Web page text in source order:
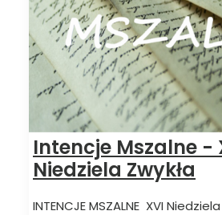
Intencje Mszalne -
Niedziela Zwykła
INTENCJE MSZALNE XVI